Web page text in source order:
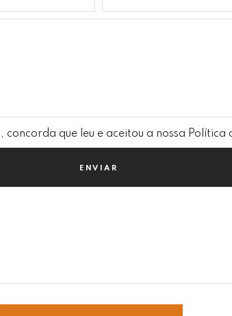
concorda que leu e aceitou a nossa Política
ENVIAR